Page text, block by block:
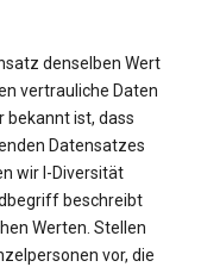
denselben Wert
vertrauliche Daten
bekannt ist, dass
Datensatzes
wir l-Diversität
beschreibt
Werten. Stellen
vor, die